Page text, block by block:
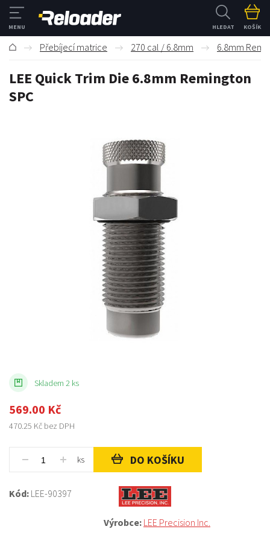
HLEDAT KOŠÍK
Přebíjecí matrice 270 cal / 6.8mm 6.8mm
LEE Quick Trim Die 6.8mm Remington
SPC
Kód: LEE-90397
Výrobce: LEE Precision Inc.
Skladem 2 ks
569.00 Kč
470.25 Kč bez DPH
ks DO KOŠÍKU